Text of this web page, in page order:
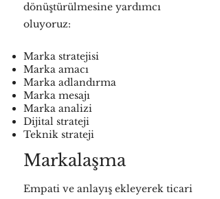
dönüştürülmesine yardımcı
oluyoruz:
Marka stratejisi
Marka amacı
Marka adlandırma
Marka mesajı
Marka analizi
Dijital strateji
Teknik strateji
Markalaşma
Empati ve anlayış ekleyerek ticari